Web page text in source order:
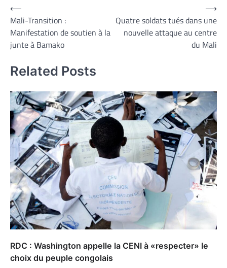
Navigation
de
l’article
⟵
Mali-Transition :
Manifestation de soutien à la
junte à Bamako
Quatre soldats tués dans une
nouvelle attaque au centre
du Mali
⟶
Related Posts
RDC : Washington appelle la CENI à «respecter» le
choix du peuple congolais